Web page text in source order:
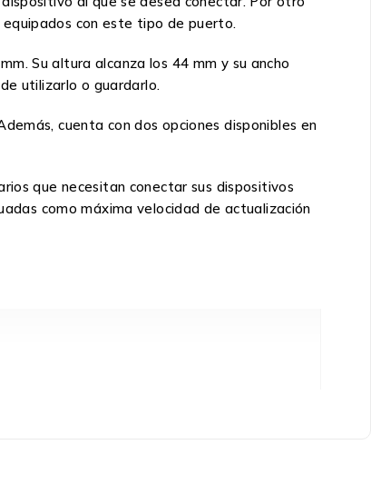
con este tipo de puerto.
Su altura alcanza los 44 mm y su ancho
utilizarlo o guardarlo.
cuenta con dos opciones disponibles en
que necesitan conectar sus dispositivos
como máxima velocidad de actualización